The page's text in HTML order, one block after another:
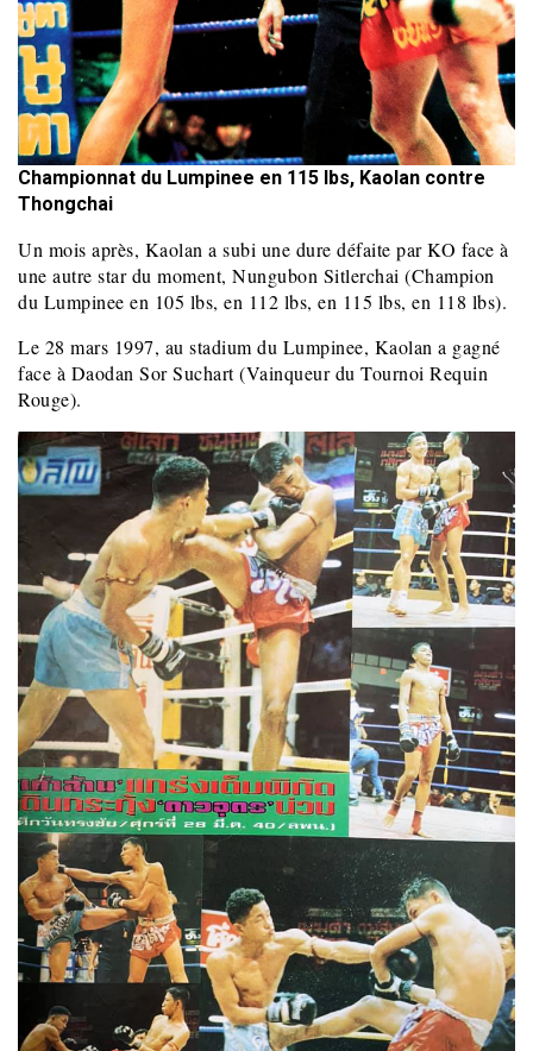
Championnat du Lumpinee en 115 lbs, Kaolan contre
Thongchai
Un mois après, Kaolan a subi une dure défaite par KO face à
une autre star du moment, Nungubon Sitlerchai (Champion
du Lumpinee en 105 lbs, en 112 lbs, en 115 lbs, en 118 lbs).
Le 28 mars 1997, au stadium du Lumpinee, Kaolan a gagné
face à Daodan Sor Suchart (Vainqueur du Tournoi Requin
Rouge).